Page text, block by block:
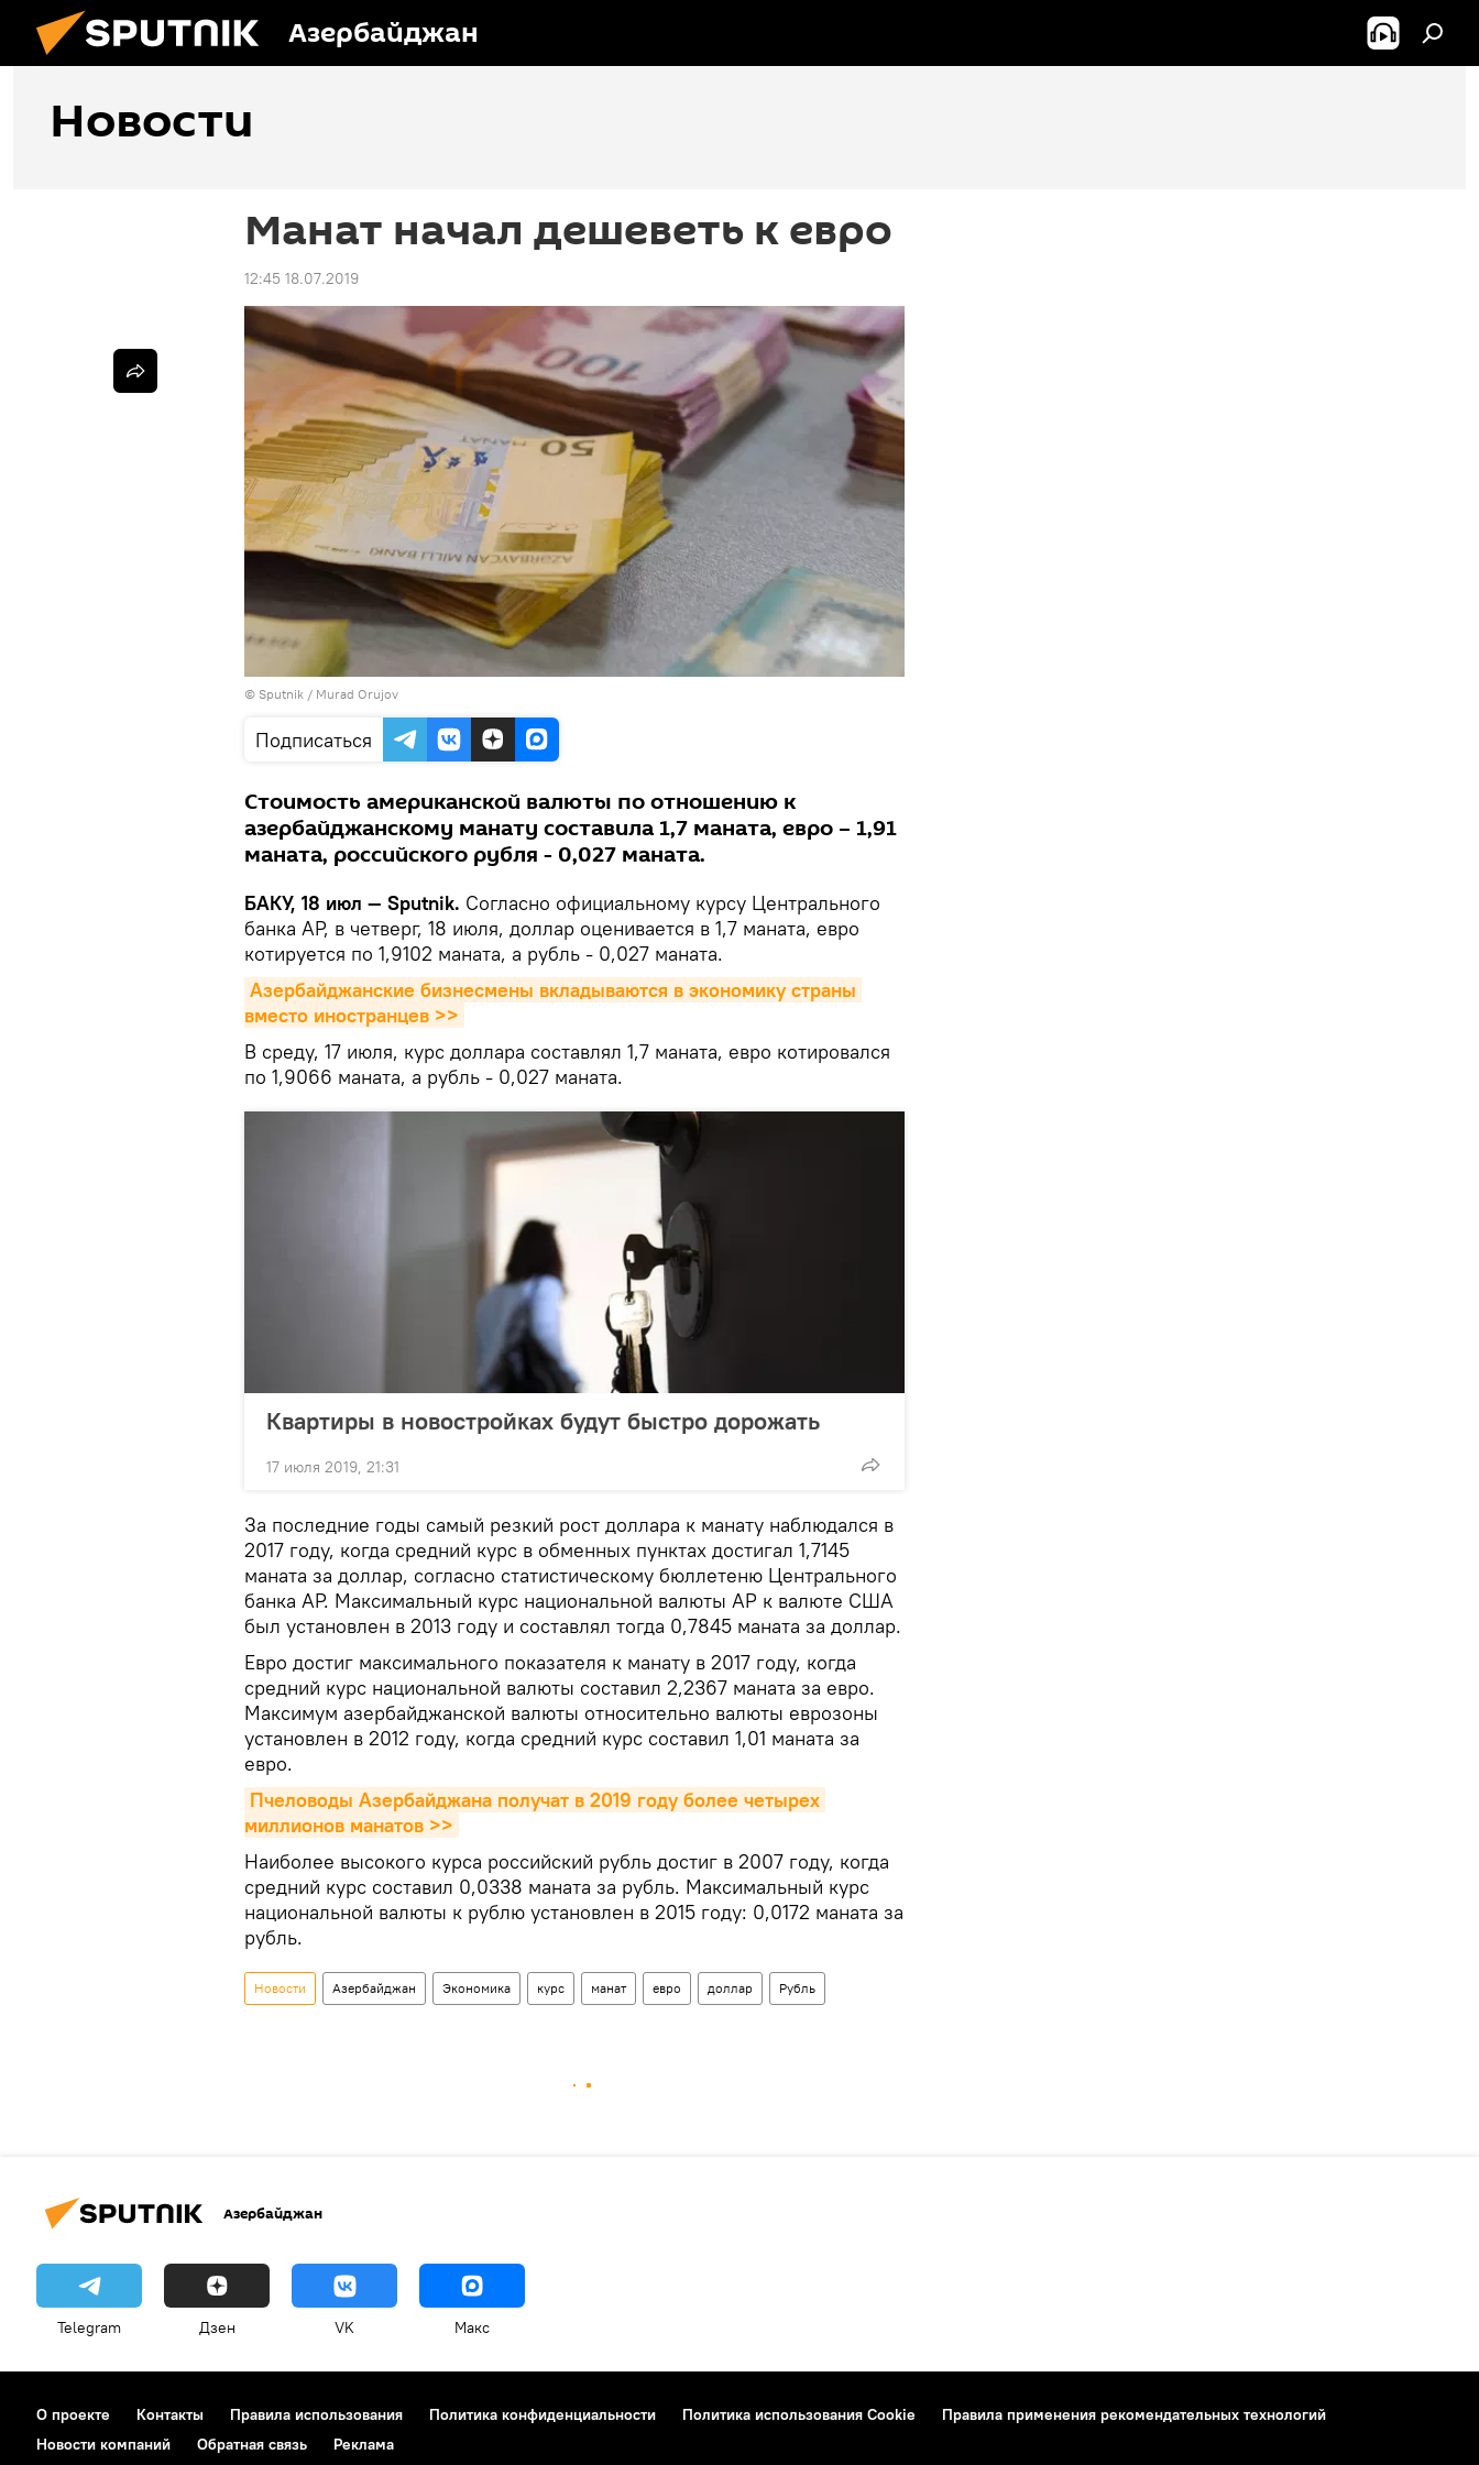
Азербайджан
Новости
Манат начал дешеветь к евро
12:45 18.07.2019
© Sputnik / Murad Orujov
Подписаться
Стоимость американской валюты по отношению к
азербайджанскому манату составила 1,7 маната, евро – 1,91
маната, российского рубля - 0,027 маната.
БАКУ, 18 июл — Sputnik. Согласно официальному курсу Центрального
банка АР, в четверг, 18 июля, доллар оценивается в 1,7 маната, евро
котируется по 1,9102 маната, а рубль - 0,027 маната.
Азербайджанские бизнесмены вкладываются в экономику страны
вместо иностранцев >>
В среду, 17 июля, курс доллара составлял 1,7 маната, евро котировался
по 1,9066 маната, а рубль - 0,027 маната.
Квартиры в новостройках будут быстро дорожать
17 июля 2019, 21:31
За последние годы самый резкий рост доллара к манату наблюдался в
2017 году, когда средний курс в обменных пунктах достигал 1,7145
маната за доллар, согласно статистическому бюллетеню Центрального
банка АР. Максимальный курс национальной валюты АР к валюте США
был установлен в 2013 году и составлял тогда 0,7845 маната за доллар.
Евро достиг максимального показателя к манату в 2017 году, когда
средний курс национальной валюты составил 2,2367 маната за евро.
Максимум азербайджанской валюты относительно валюты еврозоны
установлен в 2012 году, когда средний курс составил 1,01 маната за
евро.
Пчеловоды Азербайджана получат в 2019 году более четырех
миллионов манатов >>
Наиболее высокого курса российский рубль достиг в 2007 году, когда
средний курс составил 0,0338 маната за рубль. Максимальный курс
национальной валюты к рублю установлен в 2015 году: 0,0172 маната за
рубль.
Новости Азербайджан Экономика курс манат евро доллар Рубль
Азербайджан
Telegram Дзен VK Макс
О проекте Контакты Правила использования Политика конфиденциальности Политика использования Cookie
Правила применения рекомендательных технологий
Новости компаний
Обратная связь Реклама